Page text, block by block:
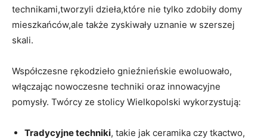
technikami,tworzyli dzieła,które‍ nie tylko zdobiły domy
mieszkańców,ale także zyskiwały uznanie⁤ w szerszej
skali.
Współczesne rękodzieło ⁣gnieźnieńskie ewoluowało,
włączając nowoczesne techniki oraz innowacyjne
pomysły. ⁤Twórcy ⁣ze stolicy⁣ Wielkopolski wykorzystują:
Tradycyjne‍ techniki, takie jak ceramika czy tkactwo,